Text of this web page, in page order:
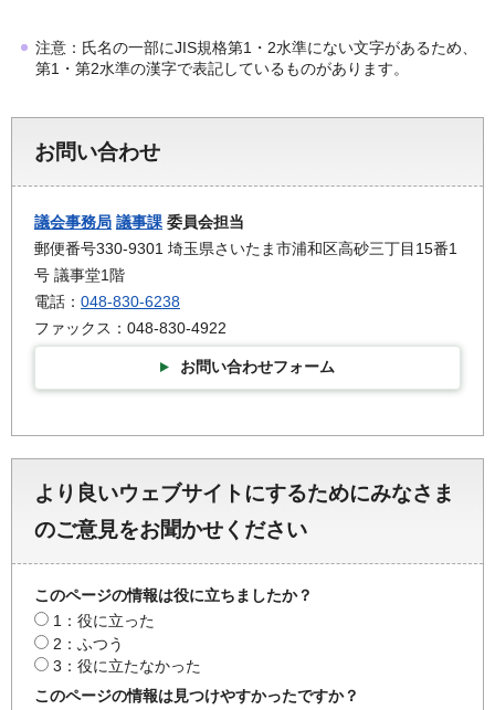
注意：氏名の一部にJIS規格第1・2水準にない文字があるため、
第1・第2水準の漢字で表記しているものがあります。
お問い合わせ
議会事務局 議事課 委員会担当
郵便番号330-9301 埼玉県さいたま市浦和区高砂三丁目15番1
号 議事堂1階
電話： 048-830-6238
ファックス：048-830-4922
お問い合わせフォーム
より良いウェブサイトにするためにみなさま
のご意見をお聞かせください
このページの情報は役に立ちましたか？
1：役に立った
2：ふつう
3：役に立たなかった
このページの情報は見つけやすかったですか？